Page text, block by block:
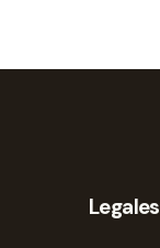
Legales